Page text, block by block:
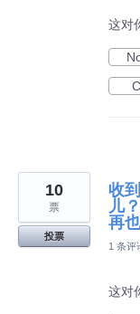
这对
收
儿
再
10
票
投票
1 条评
这对